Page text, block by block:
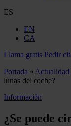
ES
EN
CA
Llama gratis Pedir
Portada » Actualidad
lunas del coche?
Información
¿Se puede